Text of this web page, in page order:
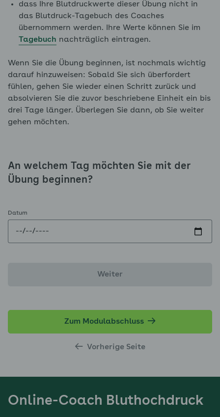
dass Ihre Blutdruckwerte dieser Übung nicht in
das Blutdruck-Tagebuch des Coaches
übernommern werden. Ihre Werte können Sie im
Tagebuch nachträglich eintragen.
Wenn Sie die Übung beginnen, ist nochmals wichtig
darauf hinzuweisen: Sobald Sie sich überfordert
fühlen, gehen Sie wieder einen Schritt zurück und
absolvieren Sie die zuvor beschriebene Einheit ein bis
drei Tage länger. Überlegen Sie dann, ob Sie weiter
gehen möchten.
An welchem Tag möchten Sie mit der
Übung beginnen?
Datum
Vorherige Seite
Zum Modulabschluss
Online-Coach Bluthochdruck